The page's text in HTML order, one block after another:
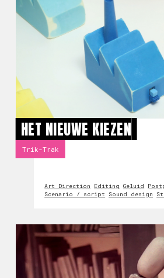
HET NIEUWE KIEZEN
Trik-Trak
Art Direction Editing Geluid
Scenario / script
Sound design